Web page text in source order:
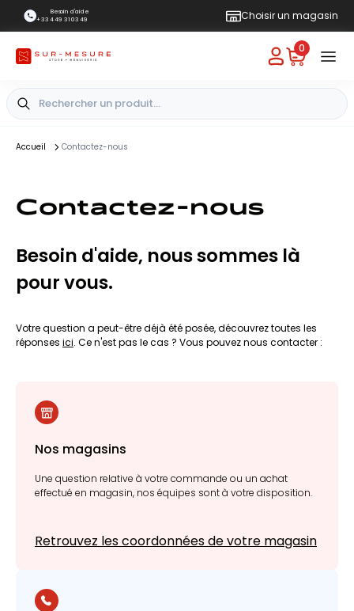
Besoin d'aide
+33 4 49 31 03 49
Choisir un magasin
0
Accueil Contactez-nous
Contactez-nous
Besoin d'aide, nous sommes là
pour vous.
Votre question a peut-être déjà été posée, découvrez toutes les
réponses ici. Ce n'est pas le cas ? Vous pouvez nous contacter :
Nos magasins
Une question relative à votre commande ou un achat
effectué en magasin, nos équipes sont à votre disposition.
Retrouvez les coordonnées de votre magasin